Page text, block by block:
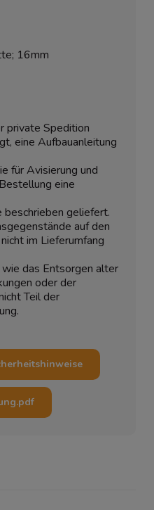
16mm
private Spedition
eine Aufbauanleitung
für Avisierung und
eine
geliefert.
auf den
im Lieferumfang
das Entsorgen alter
oder der
Teil der